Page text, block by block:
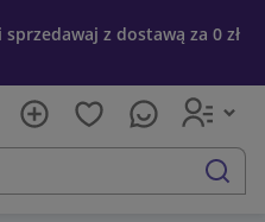
z dostawą za 0 zł
szukaj